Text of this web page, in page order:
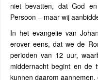
niet bevatten, dat God
Persoon – maar wij
In het evangelie van
erover eens, dat we de
perioden van 12 uur,
middernacht begint en de
kunnen daarom